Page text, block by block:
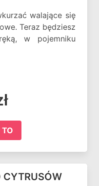
walające się
Teraz będziesz
w pojemniku
CYTRUSÓW